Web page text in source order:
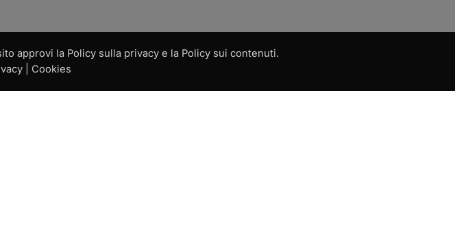
approvi la Policy sulla privacy e la Policy sui contenuti.
| Cookies